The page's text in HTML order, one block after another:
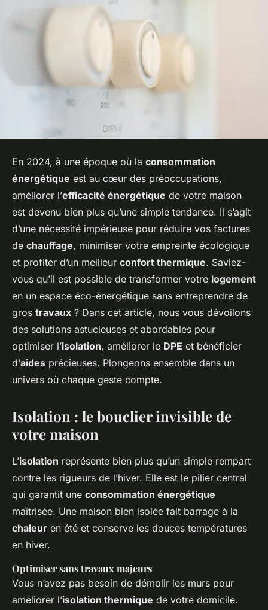
En 2024, à une époque où la consommation
énergétique est au cœur des préoccupations,
améliorer l’efficacité énergétique de votre maison
est devenu bien plus qu’une simple tendance. Il s’agit
d’une nécessité impérieuse pour réduire vos factures
de chauffage, minimiser votre empreinte écologique
et profiter d’un meilleur confort thermique. Saviez-
vous qu’il est possible de transformer votre logement
en un espace éco-énergétique sans entreprendre de
gros travaux ? Dans cet article, nous vous dévoilons
des solutions astucieuses et abordables pour
optimiser l’isolation, améliorer le DPE et bénéficier
d’aides précieuses. Plongeons ensemble dans un
univers où chaque geste compte.
Isolation : le bouclier invisible de
votre maison
L’isolation représente bien plus qu’un simple rempart
contre les rigueurs de l’hiver. Elle est le pilier central
qui garantit une consommation énergétique
maîtrisée. Une maison bien isolée fait barrage à la
chaleur en été et conserve les douces températures
en hiver.
Optimiser sans travaux majeurs
Vous n’avez pas besoin de démolir les murs pour
améliorer l’isolation thermique de votre domicile.